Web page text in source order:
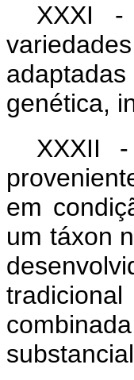
XXXI -
genética,
XXXII
em
um táxon